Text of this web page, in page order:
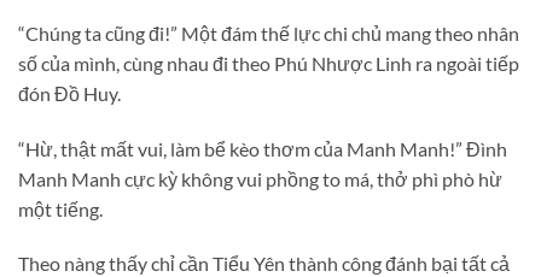
“Chúng ta cũng đi!” Một đám thế lực chi chủ mang theo nhân
số của mình, cùng nhau đi theo Phú Nhược Linh ra ngoài tiếp
đón Đồ Huy.
“Hừ, thật mất vui, làm bể kèo thơm của Manh Manh!” Đình
Manh Manh cực kỳ không vui phồng to má, thở phì phò hừ
một tiếng.
Theo nàng thấy chỉ cần Tiểu Yên thành công đánh bại tất cả